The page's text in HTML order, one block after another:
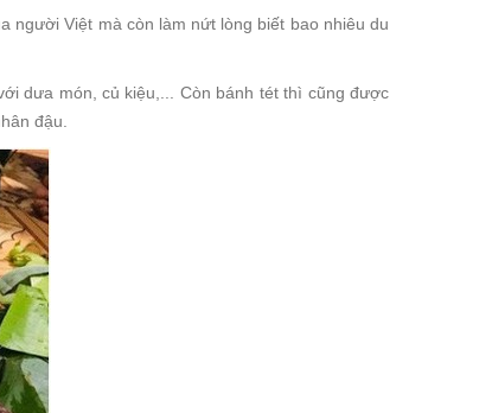
người Việt mà còn làm nứt lòng biết bao nhiêu du
dưa món, củ kiệu,... Còn bánh tét thì cũng được
đậu.